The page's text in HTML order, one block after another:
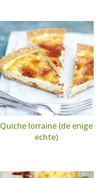
Quiche lorraine (de enige
echte)